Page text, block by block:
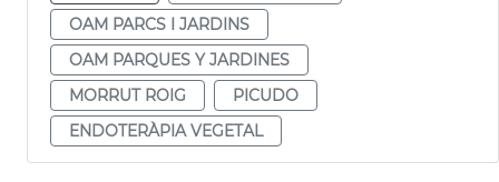
OAM PARCS I JARDINS
OAM PARQUES Y JARDINES
MORRUT ROIG
PICUDO
ENDOTERÀPIA VEGETAL